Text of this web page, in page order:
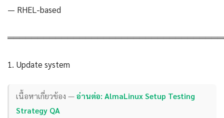
— RHEL-based
1. Update system
เนื้อหาเกี่ยวข้อง —อ่านต่อ: AlmaLinux Setup Testing
Strategy QA